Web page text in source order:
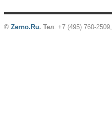
© Zerno.Ru. Тел: +7 (495) 760-2509,